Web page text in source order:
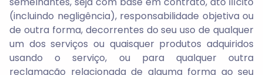
(incluindo negligência), responsabilidade objetiva ou
de outra forma, decorrentes do seu uso de qualquer
um dos serviços ou quaisquer produtos adquiridos
usando o serviço, ou para qualquer outra
reclamação relacionada de alguma forma ao seu